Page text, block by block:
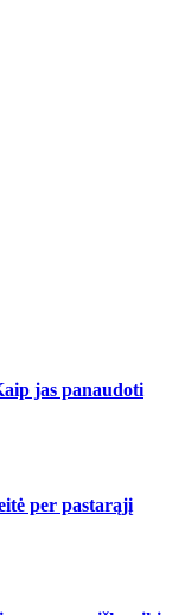
jas panaudoti
per pastarąjį